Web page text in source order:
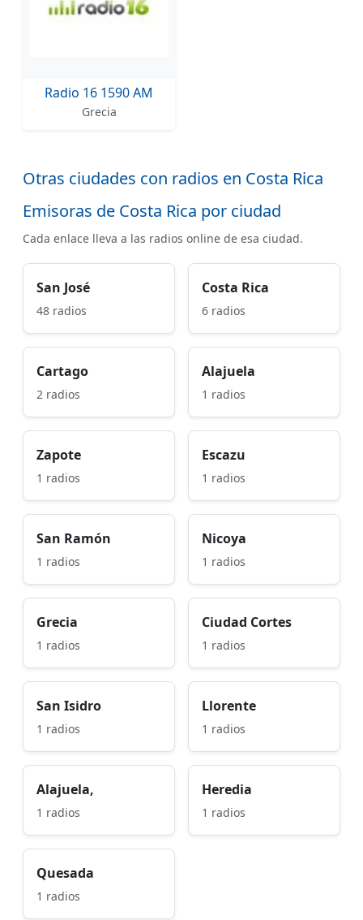
Radio 16 1590 AM
Grecia
Otras ciudades con radios en Costa Rica
Emisoras de Costa Rica por ciudad
Cada enlace lleva a las radios online de esa ciudad.
San José
48 radios
Costa Rica
6 radios
Cartago
2 radios
Alajuela
1 radios
Zapote
1 radios
Escazu
1 radios
San Ramón
1 radios
Nicoya
1 radios
Grecia
1 radios
Ciudad Cortes
1 radios
San Isidro
1 radios
Llorente
1 radios
Alajuela,
1 radios
Heredia
1 radios
Quesada
1 radios